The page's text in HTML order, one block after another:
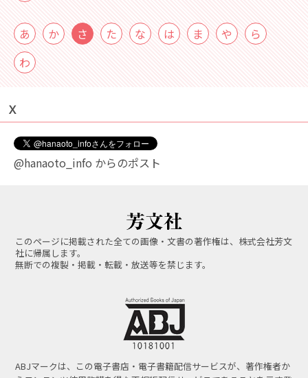
あ か さ た な は ま や
ら
わ
Ｘ
@hanaoto_info からのポスト
このページに掲載された全ての画像・文書の著作権は、株式会社芳文
社に帰属します。
無断での複製・掲載・転載・放送等を禁じます。
ABJマークは、この電子書店・電子書籍配信サービスが、著作権者か